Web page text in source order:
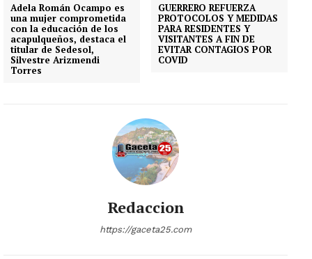
Adela Román Ocampo es
una mujer comprometida
con la educación de los
acapulqueños, destaca el
titular de Sedesol,
Silvestre Arizmendi
Torres
GUERRERO REFUERZA
PROTOCOLOS Y MEDIDAS
PARA RESIDENTES Y
VISITANTES A FIN DE
EVITAR CONTAGIOS POR
COVID
Redaccion
https://gaceta25.com